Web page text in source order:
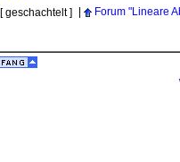
[ geschachtelt ] Forum "Lineare